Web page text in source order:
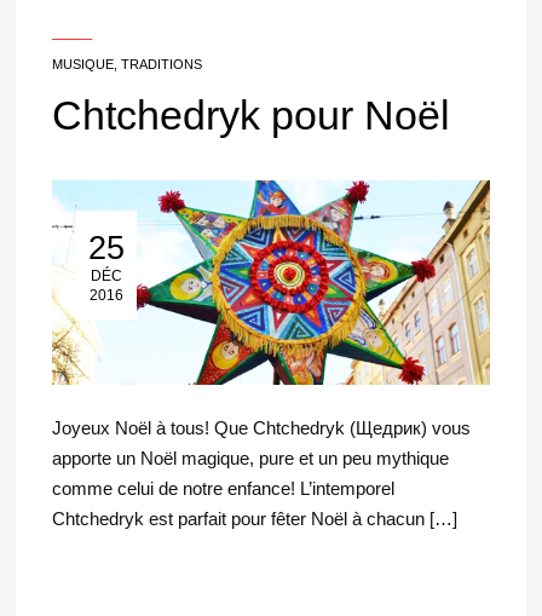
MUSIQUE, TRADITIONS
Chtchedryk pour Noël
25
DÉC
2016
25 Déc 2016
Joyeux Noël à tous! Que Chtchedryk (Щедрик) vous
apporte un Noël magique, pure et un peu mythique
comme celui de notre enfance! L’intemporel
Chtchedryk est parfait pour fêter Noël à chacun […]